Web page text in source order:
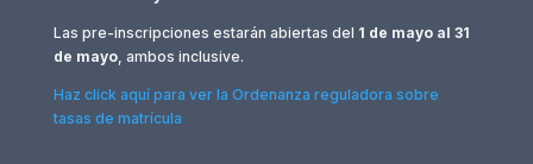
Las pre-inscripciones estarán abiertas del 1 de mayo al 31
de mayo, ambos inclusive.
Haz click aquí para ver la Ordenanza reguladora sobre
tasas de matrícula